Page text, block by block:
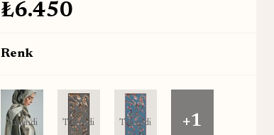
₺6.450
Renk
Tükendi Tükendi Tükendi +1